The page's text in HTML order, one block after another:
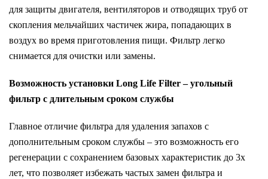
для защиты двигателя, вентиляторов и отводящих труб от
скопления мельчайших частичек жира, попадающих в
воздух во время приготовления пищи. Фильтр легко
снимается для очистки или замены.
Возможность установки Long Life Filter –угольный
фильтр с длительным сроком службы
Главное отличие фильтра для удаления запахов с
дополнительным сроком службы – это возможность его
регенерации с сохранением базовых характеристик до 3х
лет, что позволяет избежать частых замен фильтра и